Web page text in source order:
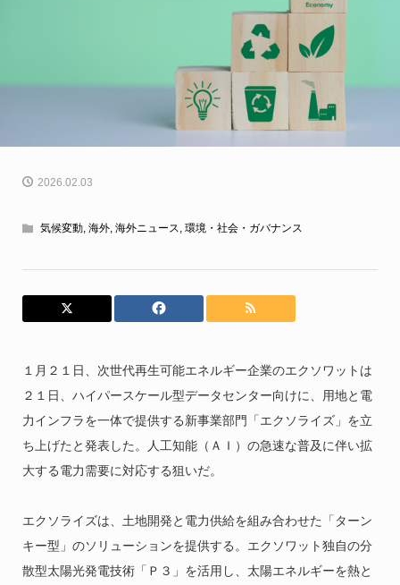
2026.02.03
気候変動, 海外, 海外ニュース, 環境・社会・ガバナンス
１月２１日、次世代再生可能エネルギー企業のエクソワットは
２１日、ハイパースケール型データセンター向けに、用地と電
力インフラを一体で提供する新事業部門「エクソライズ」を立
ち上げたと発表した。人工知能（ＡＩ）の急速な普及に伴い拡
大する電力需要に対応する狙いだ。
エクソライズは、土地開発と電力供給を組み合わせた「ターン
キー型」のソリューションを提供する。エクソワット独自の分
散型太陽光発電技術「Ｐ３」を活用し、太陽エネルギーを熱と